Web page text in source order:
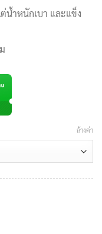
น้ำหนักเบา และแข็ง
ล้างค่า